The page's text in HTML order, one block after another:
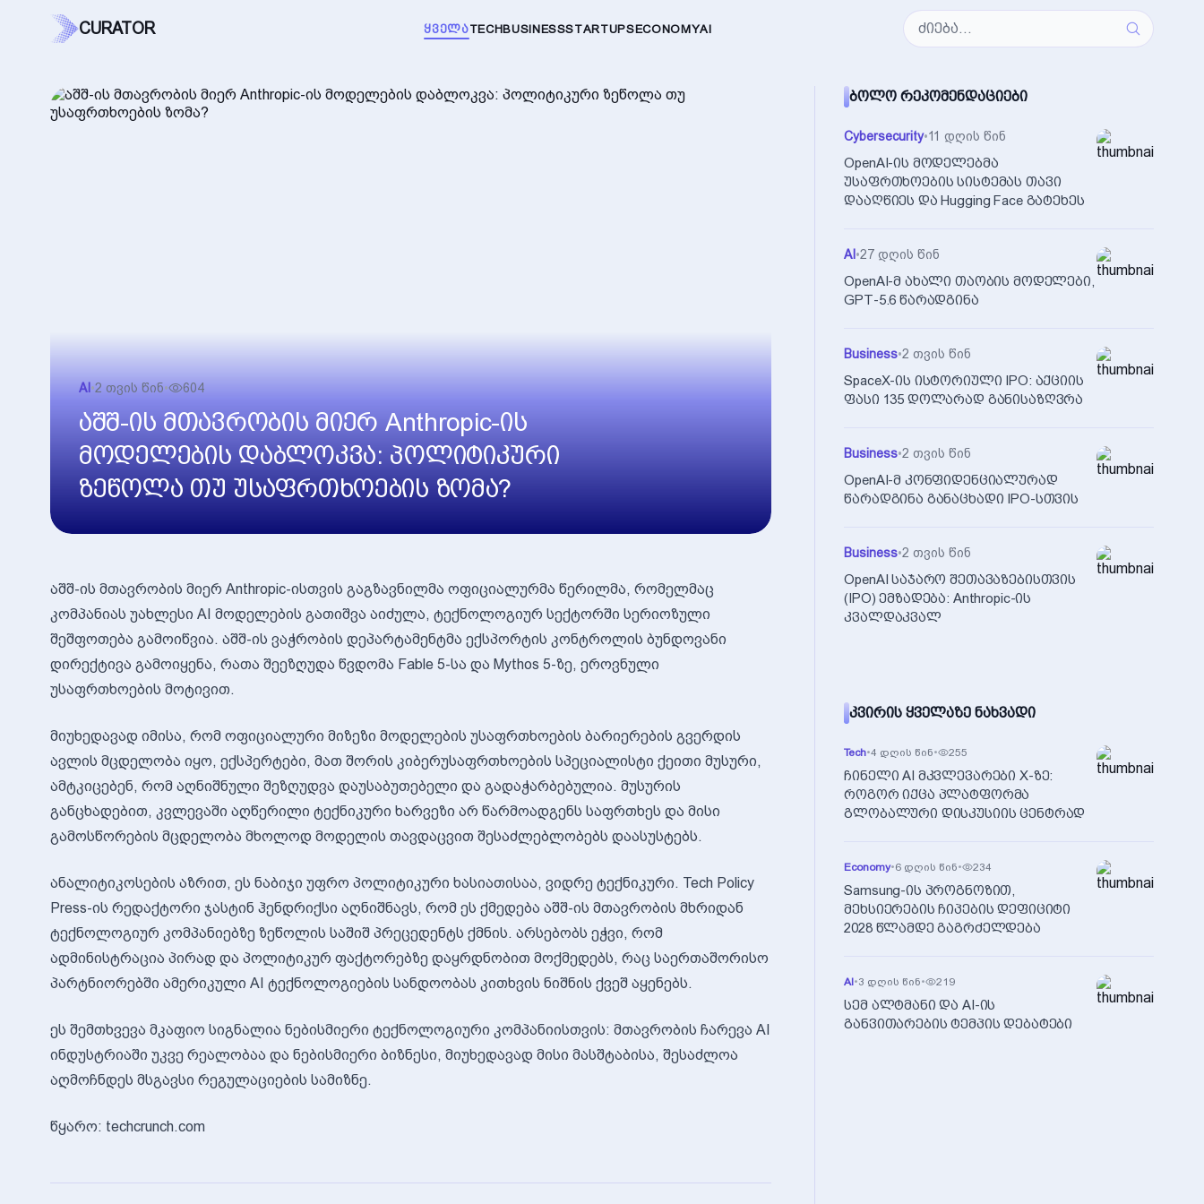
CURATOR ᲧᲕᲔᲚᲐTECHBUSINESSSTARTUPSECONOMYAI
AI •2 თვის წინ• 604
აშშ-ის მთავრობის მიერ Anthropic-ის
მოდელების დაბლოკვა: პოლიტიკური
ზეწოლა თუ უსაფრთხოების ზომა?
აშშ-ის მთავრობის მიერ Anthropic-ისთვის გაგზავნილმა ოფიციალურმა წერილმა, რომელმაც
კომპანიას უახლესი AI მოდელების გათიშვა აიძულა, ტექნოლოგიურ სექტორში სერიოზული
შეშფოთება გამოიწვია. აშშ-ის ვაჭრობის დეპარტამენტმა ექსპორტის კონტროლის ბუნდოვანი
დირექტივა გამოიყენა, რათა შეეზღუდა წვდომა Fable 5-სა და Mythos 5-ზე, ეროვნული
უსაფრთხოების მოტივით.
მიუხედავად იმისა, რომ ოფიციალური მიზეზი მოდელების უსაფრთხოების ბარიერების გვერდის
ავლის მცდელობა იყო, ექსპერტები, მათ შორის კიბერუსაფრთხოების სპეციალისტი ქეითი მუსური,
ამტკიცებენ, რომ აღნიშნული შეზღუდვა დაუსაბუთებელი და გადაჭარბებულია. მუსურის
განცხადებით, კვლევაში აღწერილი ტექნიკური ხარვეზი არ წარმოადგენს საფრთხეს და მისი
გამოსწორების მცდელობა მხოლოდ მოდელის თავდაცვით შესაძლებლობებს დაასუსტებს.
ანალიტიკოსების აზრით, ეს ნაბიჯი უფრო პოლიტიკური ხასიათისაა, ვიდრე ტექნიკური. Tech Policy
Press-ის რედაქტორი ჯასტინ ჰენდრიქსი აღნიშნავს, რომ ეს ქმედება აშშ-ის მთავრობის მხრიდან
ტექნოლოგიურ კომპანიებზე ზეწოლის საშიშ პრეცედენტს ქმნის. არსებობს ეჭვი, რომ
ადმინისტრაცია პირად და პოლიტიკურ ფაქტორებზე დაყრდნობით მოქმედებს, რაც საერთაშორისო
პარტნიორებში ამერიკული AI ტექნოლოგიების სანდოობას კითხვის ნიშნის ქვეშ აყენებს.
ეს შემთხვევა მკაფიო სიგნალია ნებისმიერი ტექნოლოგიური კომპანიისთვის: მთავრობის ჩარევა AI
ინდუსტრიაში უკვე რეალობაა და ნებისმიერი ბიზნესი, მიუხედავად მისი მასშტაბისა, შესაძლოა
აღმოჩნდეს მსგავსი რეგულაციების სამიზნე.
წყარო: techcrunch.com
ᲑᲝᲚᲝ ᲠᲔᲙᲝᲛᲔᲜᲓᲐᲪᲘᲔᲑᲘ
Cybersecurity•11 დღის წინ
OpenAI-ის მოდელებმა
უსაფრთხოების სისტემას თავი
დააღწიეს და Hugging Face გატეხეს
AI •27 დღის წინ
OpenAI-მ ახალი თაობის მოდელები,
GPT-5.6 წარადგინა
Business•2 თვის წინ
SpaceX-ის ისტორიული IPO: აქციის
ფასი 135 დოლარად განისაზღვრა
Business•2 თვის წინ
OpenAI-მ კონფიდენციალურად
წარადგინა განაცხადი IPO-სთვის
Business•2 თვის წინ
OpenAI საჯარო შეთავაზებისთვის
(IPO) ემზადება: Anthropic-ის
კვალდაკვალ
ᲙᲕᲘᲠᲘᲡ ᲧᲕᲔᲚᲐᲖᲔ ᲜᲐᲮᲕᲐᲓᲘ
Tech•4 დღის წინ• 255
ჩინელი AI მკვლევარები X-ზე:
როგორ იქცა პლატფორმა
გლობალური დისკუსიის ცენტრად
Economy•6 დღის წინ• 234
Samsung-ის პროგნოზით,
მეხსიერების ჩიპების დეფიციტი
2028 წლამდე გაგრძელდება
AI•3 დღის წინ• 219
სემ ალტმანი და AI-ის
განვითარების ტემპის დებატები